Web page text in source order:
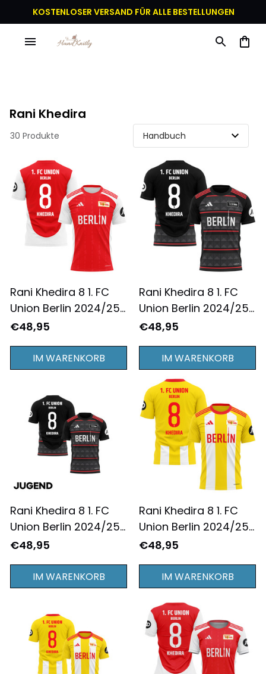
KOSTENLOSER VERSAND FÜR ALLE BESTELLUNGEN
Rani Khedira
30 Produkte
Rani Khedira 8 1. FC
Union Berlin 2024/25
Heimtrikot für Herren
€48,95
IM WARENKORB
Rani Khedira 8 1. FC
Union Berlin 2024/25
Auswärtstrikot für
Bedruckt - Schwarz
€48,95
IM WARENKORB
Rani Khedira 8 1. FC
Union Berlin 2024/25
Auswärtstrikot
Bedruckt - Schwarz
€48,95
IM WARENKORB
Rani Khedira 8 1. FC
Union Berlin 2024/25
Ausweichtrikot für
Bedruckt - Gelb
€48,95
IM WARENKORB